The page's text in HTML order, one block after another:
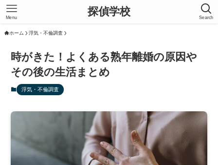
探偵学校 Search
Menu
ホーム 浮気・不倫調査
時がきた！よくある熟年離婚の原因や
その後の生活まとめ
浮気・不倫調査